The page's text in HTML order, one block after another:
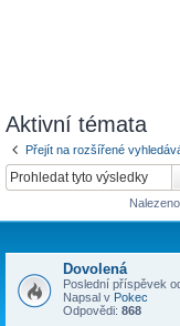
Aktivní témata
Přejít na rozšířené
Dovolená
Poslední příspěvek
Napsal v Pokec
Odpovědi: 868